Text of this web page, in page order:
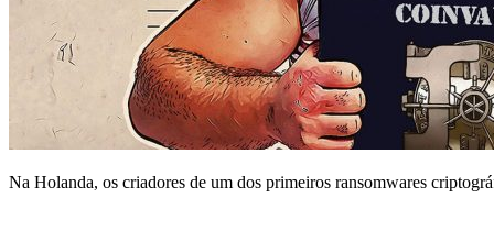
Na Holanda, os criadores de um dos primeiros ransomwares